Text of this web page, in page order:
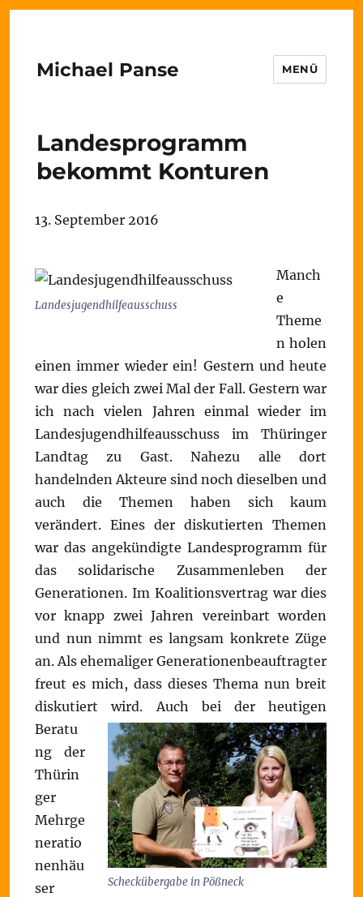
Michael Panse MENÜ
Landesprogramm
bekommt Konturen
13. September 2016
Landesjugendhilfeausschuss
Manch
e
Theme
n holen
einen immer wieder ein! Gestern und heute
war dies gleich zwei Mal der Fall. Gestern war
ich nach vielen Jahren einmal wieder im
Landesjugendhilfeausschuss im Thüringer
Landtag zu Gast. Nahezu alle dort
handelnden Akteure sind noch dieselben und
auch die Themen haben sich kaum
verändert. Eines der diskutierten Themen
war das angekündigte Landesprogramm für
das solidarische Zusammenleben der
Generationen. Im Koalitionsvertrag war dies
vor knapp zwei Jahren vereinbart worden
und nun nimmt es langsam konkrete Züge
an. Als ehemaliger Generationenbeauftragter
freut es mich, dass dieses Thema nun breit
diskutiert wird.
Scheckübergabe in Pößneck
Auch bei der heutigen
Beratu
ng der
Thürin
ger
Mehrge
neratio
nenhäu
ser